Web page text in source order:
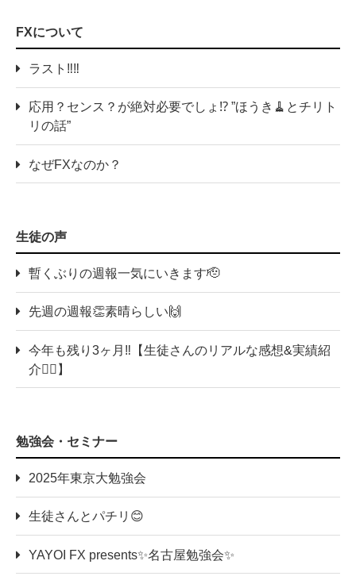
FXについて
ラスト‼️‼️
応用？センス？が絶対必要でしょ⁉️ ”ほうき🧹とチリト
リの話”
なぜFXなのか？
生徒の声
暫くぶりの週報一気にいきます🫡
先週の週報👏素晴らしい🙌
今年も残り3ヶ月‼️【生徒さんのリアルな感想&実績紹
介💁‍♀️】
勉強会・セミナー
2025年東京大勉強会
生徒さんとパチリ😊
YAYOI FX presents✨名古屋勉強会✨